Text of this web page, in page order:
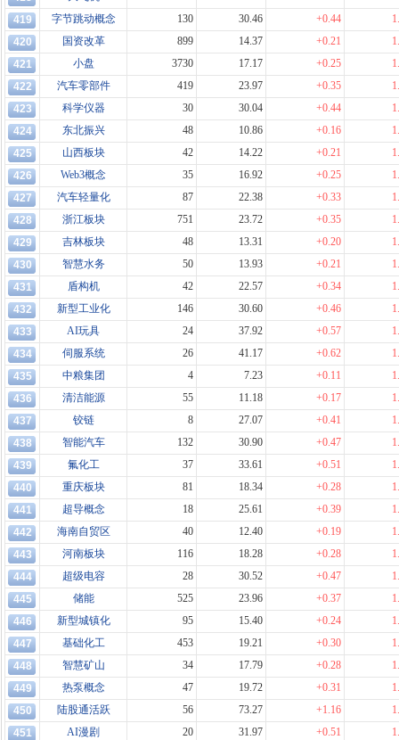
419
字节跳动概念 130 30.46 +0.44
420
国资改革 899 14.37 +0.21
421
小盘 3730 17.17 +0.25
422
汽车零部件 419 23.97 +0.35
423
科学仪器 30 30.04 +0.44
424
东北振兴 48 10.86 +0.16
425
山西板块 42 14.22 +0.21
426
Web3概念 35 16.92 +0.25
427
汽车轻量化 87 22.38 +0.33
428
浙江板块 751 23.72 +0.35
429
吉林板块 48 13.31 +0.20
430
智慧水务 50 13.93 +0.21
431
盾构机 42 22.57 +0.34
432
新型工业化 146 30.60 +0.46
433
AI玩具 24 37.92 +0.57
434
伺服系统 26 41.17 +0.62
435
中粮集团 4 7.23 +0.11
436
清洁能源 55 11.18 +0.17
437
铰链 8 27.07 +0.41
438
智能汽车 132 30.90 +0.47
439
氟化工 37 33.61 +0.51
440
重庆板块 81 18.34 +0.28
441
超导概念 18 25.61 +0.39
442
海南自贸区 40 12.40 +0.19
443
河南板块 116 18.28 +0.28
444
超级电容 28 30.52 +0.47
445
储能 525 23.96 +0.37
446
新型城镇化 95 15.40 +0.24
447
基础化工 453 19.21 +0.30
448
智慧矿山 34 17.79 +0.28
449
热泵概念 47 19.72 +0.31
450
陆股通活跃 56 73.27 +1.16
451
AI漫剧 20 31.97 +0.51